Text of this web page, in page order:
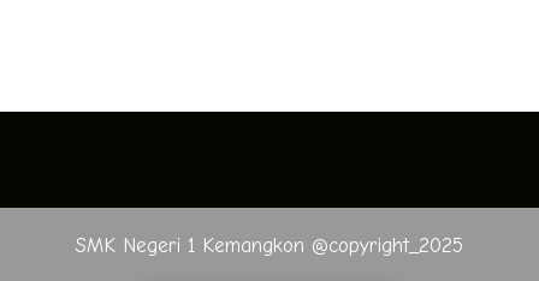
SMK Negeri 1 Kemangkon @copyright_2025